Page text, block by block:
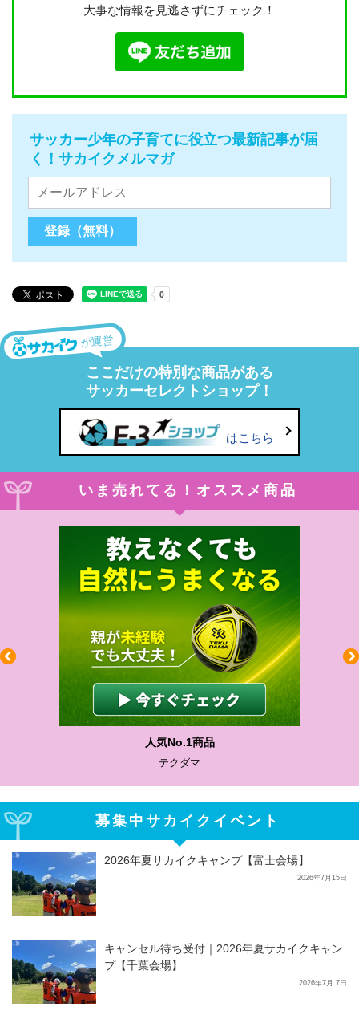
大事な情報を見逃さずにチェック！
サッカー少年の子育てに役立つ最新記事が届
く！サカイクメルマガ
が運営
ここだけの特別な商品がある
サッカーセレクトショップ！
はこちら
いま売れてる！オススメ商品
わかりやすい質問に沿って書ける
サカイクサッカーノート
募集中サカイクイベント
2026年夏サカイクキャンプ【富士会場】
2026年7月15日
キャンセル待ち受付｜2026年夏サカイクキャン
プ【千葉会場】
2026年7月 7日